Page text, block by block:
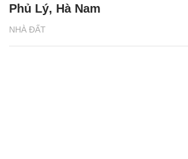
NHÀ ĐẤT
Phủ Lý, Hà Nam